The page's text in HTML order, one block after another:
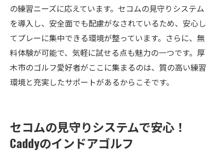
の練習ニーズに応えています。セコムの見守りシステム
を導入し、安全面でも配慮がなされているため、安心し
てプレーに集中できる環境が整っています。さらに、無
料体験が可能で、気軽に試せる点も魅力の一つです。厚
木市のゴルフ愛好者がここに集まるのは、質の高い練習
環境と充実したサポートがあるからこそです。
セコムの見守りシステムで安心！
Caddyのインドアゴルフ